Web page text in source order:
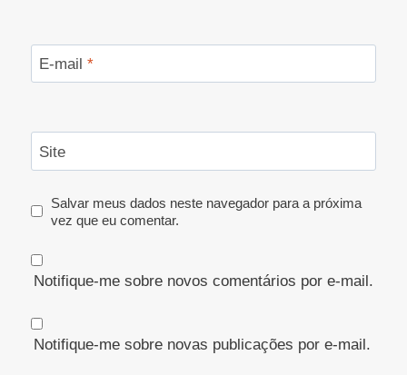
E-mail *
Site
Salvar meus dados neste navegador para a próxima
vez que eu comentar.
Notifique-me sobre novos comentários por e-mail.
Notifique-me sobre novas publicações por e-mail.